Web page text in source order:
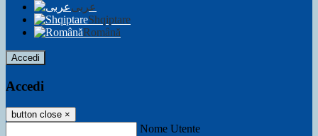
عربى
Shqiptare
Română
Accedi
Accedi
button close ×
Nome Utente